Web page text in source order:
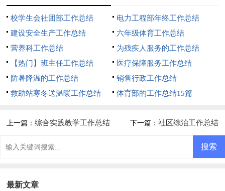
校学生会社团部工作总结
电力工程部年终工作总结
建设安全生产工作总结
六年级体育工作总结
营养科工作总结
为残疾人服务的工作总结
【热门】班主任工作总结
医疗保障服务工作总结
防暑降温的工作总结
销售行政工作总结
救助站寒冬送温暖工作总结
体育部的工作总结15篇
上一篇：综合实践教学工作总结 下一篇： 社区综治工作总结
最新文章